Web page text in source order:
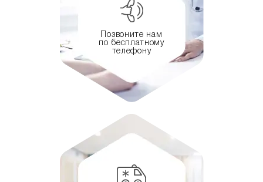
Позвоните нам
по бесплатному
телефону